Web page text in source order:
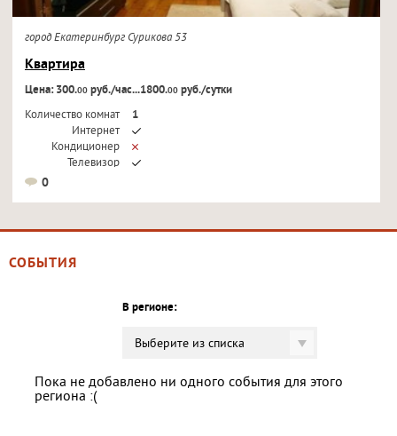
город Екатеринбург Сурикова 53
Квартира
Цена: 300.00руб./час...1800.00руб./сутки
Количество комнат
1
Интернет
Кондиционер
Телевизор
0
СОБЫТИЯ
В регионе:
Выберите из списка
Пока не добавлено ни одного события для этого
региона :(